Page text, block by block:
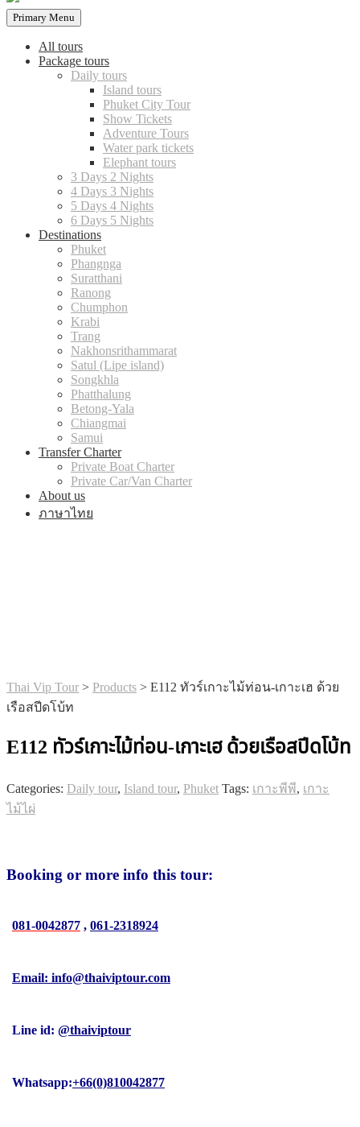
Primary Menu
All tours
Package tours
Daily tours
Island tours
Phuket City Tour
Show Tickets
Adventure Tours
Water park tickets
Elephant tours
3 Days 2 Nights
4 Days 3 Nights
5 Days 4 Nights
6 Days 5 Nights
Destinations
Phuket
Phangnga
Suratthani
Ranong
Chumphon
Krabi
Trang
Nakhonsrithammarat
Satul (Lipe island)
Songkhla
Phatthalung
Betong-Yala
Chiangmai
Samui
Transfer Charter
Private Boat Charter
Private Car/Van Charter
About us
ภาษาไทย
Thai Vip Tour > Products > E112 ทัวร์เกาะไม้ท่อน-เกาะเฮ ด้วย
เรือสปีดโบ้ท
E112 ทัวร์เกาะไม้ท่อน-เกาะเฮ ด้วยเรือสปีดโบ้ท
Categories: Daily tour, Island tour, Phuket Tags: เกาะพีพี, เกาะ
ไม้ไผ่
Booking or more info this tour:
081-0042877 , 061-2318924
Email: info@thaiviptour.com
Line id: @thaiviptour
Whatsapp:+66(0)810042877